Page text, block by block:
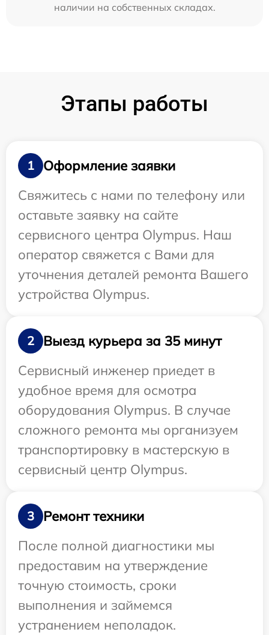
наличии на собственных складах.
Этапы работы
1
Оформление заявки
Свяжитесь с нами по телефону или
оставьте заявку на сайте
сервисного центра Olympus. Наш
оператор свяжется с Вами для
уточнения деталей ремонта Вашего
устройства Olympus.
2
Выезд курьера за 35 минут
Сервисный инженер приедет в
удобное время для осмотра
оборудования Olympus. В случае
сложного ремонта мы организуем
транспортировку в мастерскую в
сервисный центр Olympus.
3
Ремонт техники
После полной диагностики мы
предоставим на утверждение
точную стоимость, сроки
выполнения и займемся
устранением неполадок.